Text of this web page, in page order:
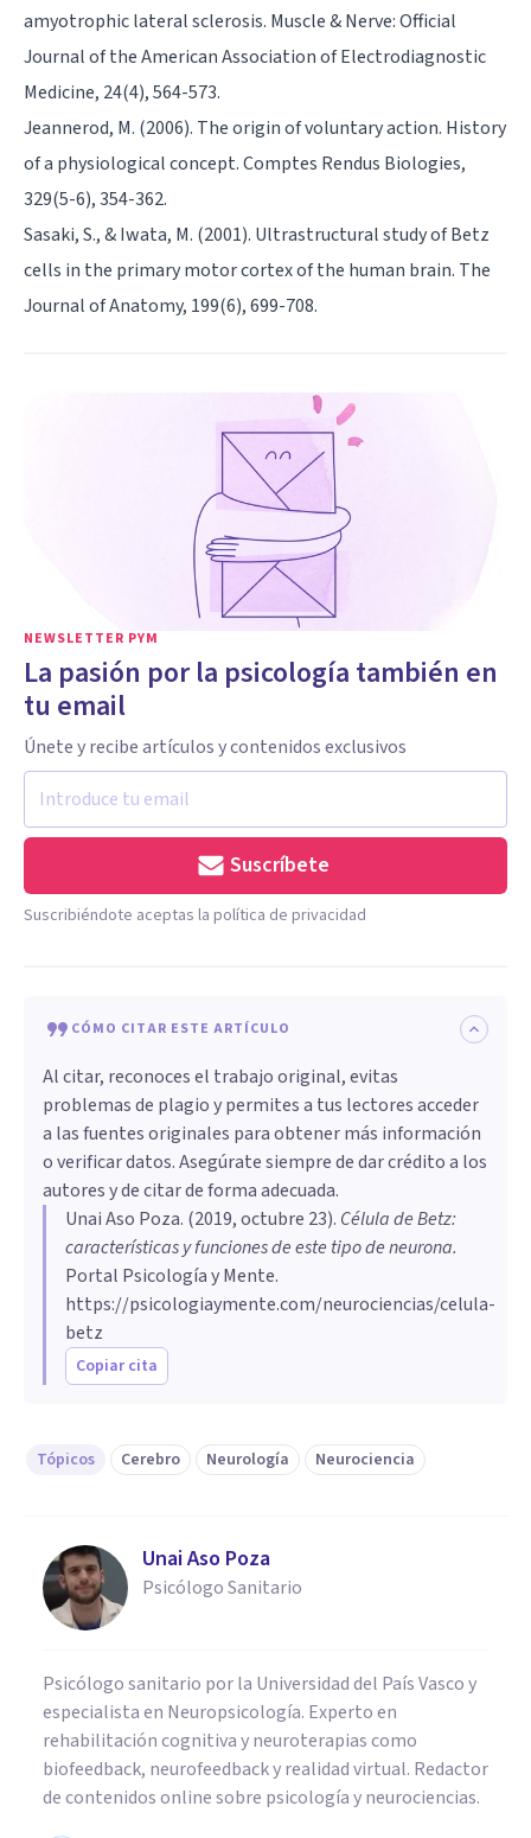
amyotrophic lateral sclerosis. Muscle & Nerve: Official
Journal of the American Association of Electrodiagnostic
Medicine, 24(4), 564-573.
Jeannerod, M. (2006). The origin of voluntary action. History
of a physiological concept. Comptes Rendus Biologies,
329(5-6), 354-362.
Sasaki, S., & Iwata, M. (2001). Ultrastructural study of Betz
cells in the primary motor cortex of the human brain. The
Journal of Anatomy, 199(6), 699-708.
NEWSLETTER PYM
La pasión por la psicología también en
tu email
Únete y recibe artículos y contenidos exclusivos
Suscríbete
Suscribiéndote aceptas la política de privacidad
CÓMO CITAR ESTE ARTÍCULO
Al citar, reconoces el trabajo original, evitas
problemas de plagio y permites a tus lectores acceder
a las fuentes originales para obtener más información
o verificar datos. Asegúrate siempre de dar crédito a los
autores y de citar de forma adecuada.
Unai Aso Poza. (2019, octubre 23). Célula de Betz:
características y funciones de este tipo de neurona.
Portal Psicología y Mente.
https://psicologiaymente.com/neurociencias/celula-
betz
Copiar cita
Tópicos Cerebro Neurología Neurociencia
Unai Aso Poza
Psicólogo Sanitario
Psicólogo sanitario por la Universidad del País Vasco y
especialista en Neuropsicología. Experto en
rehabilitación cognitiva y neuroterapias como
biofeedback, neurofeedback y realidad virtual. Redactor
de contenidos online sobre psicología y neurociencias.